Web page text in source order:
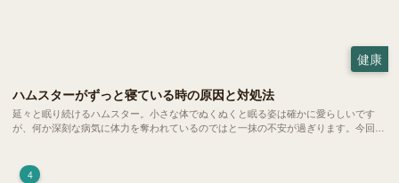
健康
ハムスターがずっと寝ている時の原因と対処法
延々と眠り続けるハムスター。小さな体でぬくぬくと眠る姿は確かに愛らしいです
が、何か深刻な病気に体力を奪われているのではと一抹の不安が過ぎります。今回
4